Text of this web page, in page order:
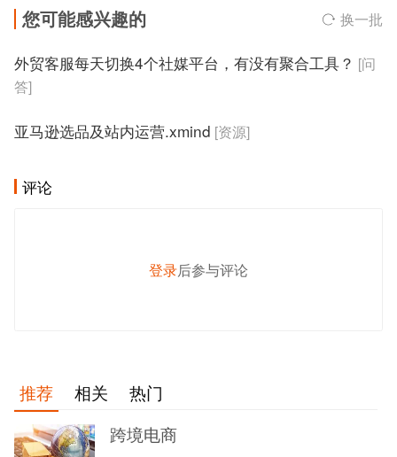
您可能感兴趣的 换一批
外贸客服每天切换4个社媒平台，有没有聚合工具？ [问
答]
亚马逊选品及站内运营.xmind [资源]
评论
登录后参与评论
推荐 相关
热门
跨境电商